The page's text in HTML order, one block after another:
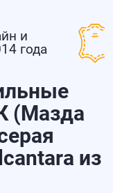
и
года
(Мазда
из